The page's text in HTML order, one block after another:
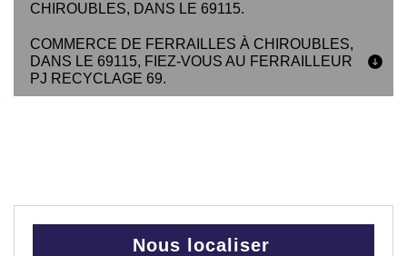
CHIROUBLES, DANS LE 69115.
COMMERCE DE FERRAILLES À CHIROUBLES,
DANS LE 69115, FIEZ-VOUS AU FERRAILLEUR
PJ RECYCLAGE 69.
Nous localiser